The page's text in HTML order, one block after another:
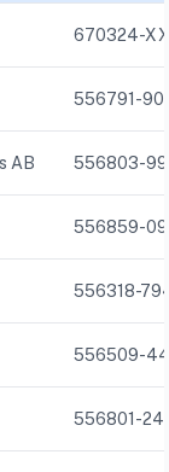
670324-
556791-
AB 556803-
556859-
556318-
556509-
556801-